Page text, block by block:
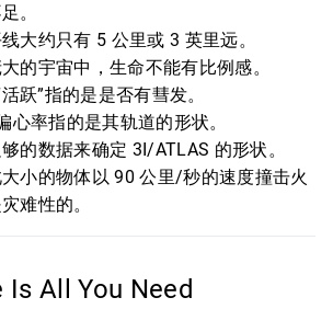
。
大约只有 5 公里或 3 英里远。
的宇宙中，生命不能有比例感。
跃”指的是是否有彗发。
心率指的是其轨道的形状。
的数据来确定 3I/ATLAS 的形状。
小的物体以 90 公里/秒的速度撞击火
难性的。
All You Need